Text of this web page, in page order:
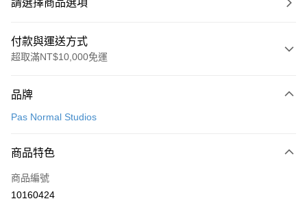
請選擇商品選項
付款與運送方式
超取滿NT$10,000免運
信用卡一次付款
LINE Pay
Apple Pay
品牌
Pas Normal Studios
商品特色
商品編號
10160424